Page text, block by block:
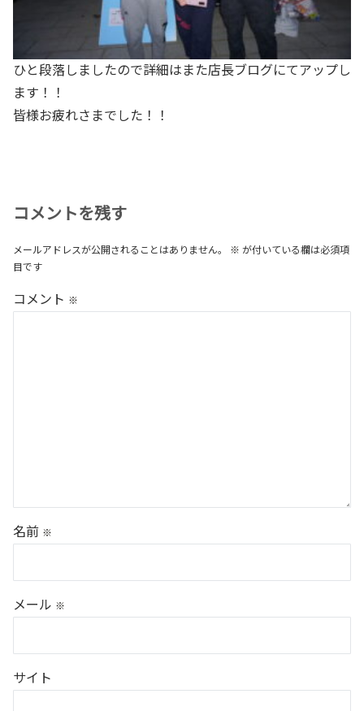
ひと段落しましたので詳細はまた店長ブログにてアップし
ます！！
皆様お疲れさまでした！！
コメントを残す
メールアドレスが公開されることはありません。 ※ が付いている欄は必須項
目です
コメント ※
名前 ※
メール ※
サイト